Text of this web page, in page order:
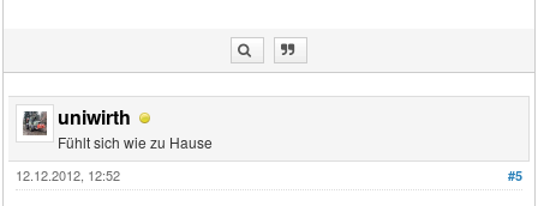
uniwirth
Fühlt sich wie zu Hause
#5
12.12.2012, 12:52